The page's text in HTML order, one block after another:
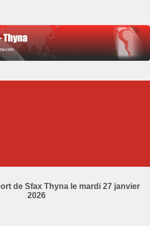
de Sfax Thyna le mardi 27 janvier
2026